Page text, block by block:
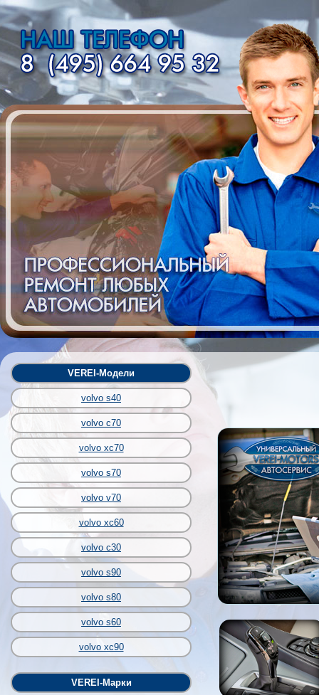
VEREI-Модели
volvo s40
volvo c70
volvo xc70
volvo s70
volvo v70
volvo xc60
volvo c30
volvo s90
volvo s80
volvo s60
volvo xc90
VEREI-Марки